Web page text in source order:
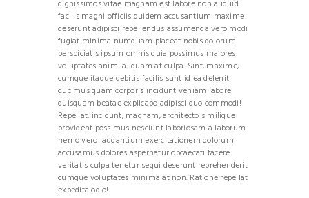
dignissimos vitae magnam est labore non aliquid
facilis magni officiis quidem accusantium maxime
deserunt adipisci repellendus assumenda vero modi
fugiat minima numquam placeat nobis dolorum
perspiciatis ipsum omnis quia possimus maiores
voluptates animi aliquam at culpa. Sint, maxime,
cumque itaque debitis facilis sunt id ea deleniti
ducimus quam corporis incidunt veniam labore
quisquam beatae explicabo adipisci quo commodi!
Repellat, incidunt, magnam, architecto similique
provident possimus nesciunt laboriosam a laborum
nemo vero laudantium exercitationem dolorum
accusamus dolores aspernatur obcaecati facere
veritatis culpa tenetur sequi deserunt reprehenderit
cumque voluptates minima at non. Ratione repellat
expedita odio!